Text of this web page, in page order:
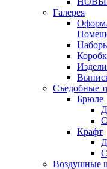
Галерея
Съедобные
Брюле
Крафт
Воздушные